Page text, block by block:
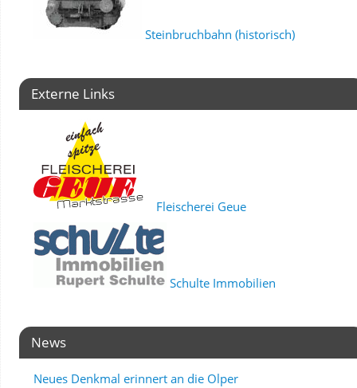
Steinbruchbahn (historisch)
Externe Links
Fleischerei Geue
Schulte Immobilien
News
Neues Denkmal erinnert an die Olper